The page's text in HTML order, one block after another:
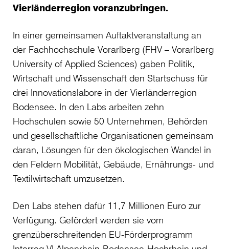
Vierländerregion voranzubringen.
In einer gemeinsamen Auftaktveranstaltung an
der Fachhochschule Vorarlberg (FHV – Vorarlberg
University of Applied Sciences) gaben Politik,
Wirtschaft und Wissenschaft den Startschuss für
drei Innovationslabore in der Vierländerregion
Bodensee. In den Labs arbeiten zehn
Hochschulen sowie 50 Unternehmen, Behörden
und gesellschaftliche Organisationen gemeinsam
daran, Lösungen für den ökologischen Wandel in
den Feldern Mobilität, Gebäude, Ernährungs- und
Textilwirtschaft umzusetzen.
Den Labs stehen dafür 11,7 Millionen Euro zur
Verfügung. Gefördert werden sie vom
grenzüberschreitenden EU-Förderprogramm